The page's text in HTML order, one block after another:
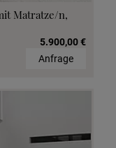
Matratze/n,
5.900,00 €
Anfrage